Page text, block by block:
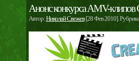
Анонс конкурса AMV-
Автор:Николай Свежев[28 Фев 2010].